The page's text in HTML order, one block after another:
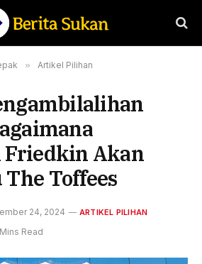
» Artikel Pilihan
Akan
Toffees
24, 2024 ARTIKEL PILIHAN
Read